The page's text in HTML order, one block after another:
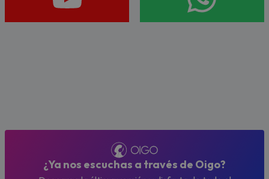
¿Ya nos escuchas a través de Oigo?